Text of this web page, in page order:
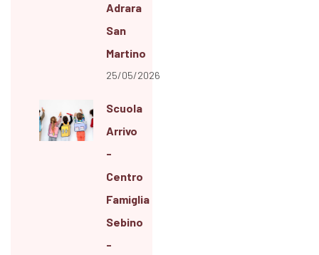
Adrara
San
Martino
25/05/2026
Scuola
Arrivo
-
Centro
Famiglia
Sebino
-